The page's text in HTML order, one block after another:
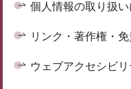
個人情報の取り扱い
リンク・著作権・
ウェブアクセシビリ